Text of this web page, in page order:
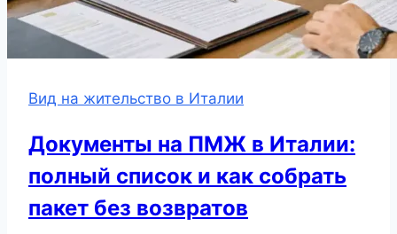
Вид на жительство в Италии
Документы на ПМЖ в Италии:
полный список и как собрать
пакет без возвратов